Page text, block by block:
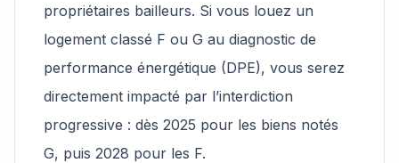
propriétaires bailleurs. Si vous louez un
logement classé F ou G au diagnostic de
performance énergétique (DPE), vous serez
directement impacté par l’interdiction
progressive : dès 2025 pour les biens notés
G, puis 2028 pour les F.